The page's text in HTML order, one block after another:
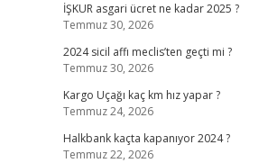
İŞKUR asgari ücret ne kadar 2025 ?
Temmuz 30, 2026
2024 sicil affı meclis’ten geçti mi ?
Temmuz 30, 2026
Kargo Uçağı kaç km hız yapar ?
Temmuz 24, 2026
Halkbank kaçta kapanıyor 2024 ?
Temmuz 22, 2026